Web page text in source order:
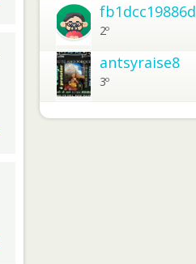
fb1dcc19886d
2º
antsyraise8
3º